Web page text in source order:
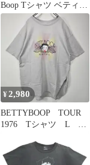
Boop Tシャツ ベティち
ゃん 【レア】
¥2,980
BETTYBOOP TOUR
1976 Tシャツ L ビ
イン